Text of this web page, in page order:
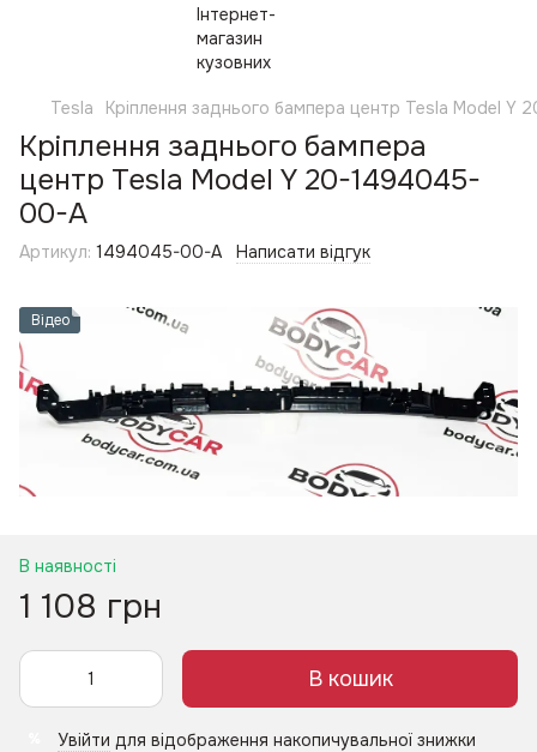
Tesla Кріплення заднього бампера центр Tesla Model
Кріплення заднього бампера
центр Tesla Model Y 20-1494045-
00-A
Артикул: 1494045-00-A Написати відгук
Відео
В наявності
1 108 грн
В кошик
Увійти для відображення накопичувальної знижки